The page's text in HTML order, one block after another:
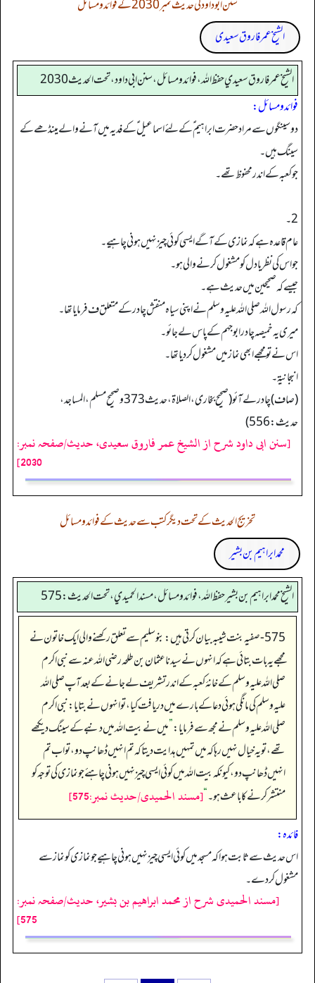
سنن ابوداود کی حدیث نمبر 2030 کے فوائد و مسائل
الشیخ عمر فاروق سعیدی
الشيخ عمر فاروق سعيدي حفظ الله، فوائد و مسائل، سنن ابي داود ، تحت الحديث 2030
فوائد ومسائل:
دو سینگوں سے مراد حضرت ابراہیم ؑ کے لئے اسماعیل ؑ کے فدیہ میں آنے والے مینڈھے کے
سینگ ہیں۔
جو کعبہ کے اندر محفوظ تھے۔
2۔
عام قاعدہ ہے کہ نمازی کے آگے ایسی کوئی چیز نہیں ہونی چاہیے۔
جو اس کی نظر یا دل کو مشغول کرنے والی ہو۔
جیسے کہ صحیحین میں حدیث ہے۔
کہ رسول اللہ صلی اللہ علیہ وسلم نے اپنی سیاہ منقش چادرکے متعلق ف فرمایا تھا۔
میری یہ خمیصہ چادر ابوجہم کے پاس لے جائو۔
اس نے تو مجھے ابھی نماز میں مشغول کردیا تھا۔
انبجانیۃ۔
(صاف)چادر لے آئو (صحیح بخاری، الصلاة، حدیث 373 و صحیح مسلم، المساجد،
حدیث: 556)
[سنن ابی داود شرح از الشیخ عمر فاروق سعیدی، حدیث/صفحہ نمبر:
2030]
تخریج الحدیث کے تحت دیگر کتب سے حدیث کے فوائد و مسائل
محمد ابراہیم بن بشیر
الشيخ محمد ابراهيم بن بشير حفظ الله، فوائد و مسائل، مسند الحميدي، تحت الحديث:575
575- صفیہ بنت شیبہ بیان کرتی ہیں: بنو سلیم سے تعلق رکھنے والی ایک خاتون نے
مجھے یہ بات بتائی ہے کہ انہوں نے سیدنا عثمان بن طلحہ رضی اللہ عنہ سے نبی اکرم
صلی اللہ علیہ وسلم کے خانۂ کعبہ کے اندر تشریف لے جانے کے بعد آپ صلی اللہ
علیہ وسلم کی مانگی ہوئی دعا کے بارے میں دریافت کیا، تو انہوں نے بتایا: نبی اکرم
صلی اللہ علیہ وسلم نے مجھ سے فرمایا:”میں نے بیت اللہ میں دنبے کے سینگ دیکھے
تھے، تو یہ خیال نہیں رہا کہ میں تمہیں ہدایت دیتا کہ تم انہیں ڈھانپ دو، تو اب تم
انہیں ڈھانپ دو، کیونکہ بیت اللہ میں کوئی ایسی چیز نہیں ہونی چاہئے جو نمازی کی توجہ کو
منتشر کرنے کا باعث ہو۔“[مسند الحمیدی/حدیث نمبر:575]
فائدہ:
اس حدیث سے ثابت ہوا کہ مسجد میں کوئی ایسی چیز نہیں ہونی چاہیے جو نمازی کو نماز سے
مشغول کر دے۔
[مسند الحمیدی شرح از محمد ابراهيم بن بشير، حدیث/صفحہ نمبر:
575]